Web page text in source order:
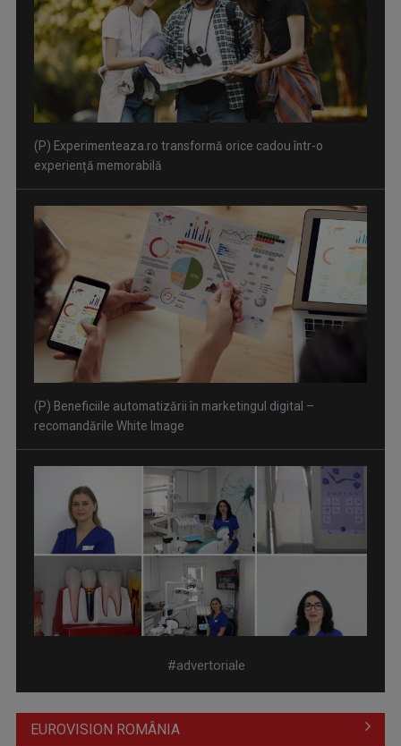
(P) Experimenteaza.ro transformă orice cadou într-o
experiență memorabilă
(P) Beneficiile automatizării în marketingul digital –
recomandările White Image
(P) Se poate pune dantură fixă pe implanturi într-o singură
zi? Cum ...
#advertoriale
EUROVISION ROMÂNIA